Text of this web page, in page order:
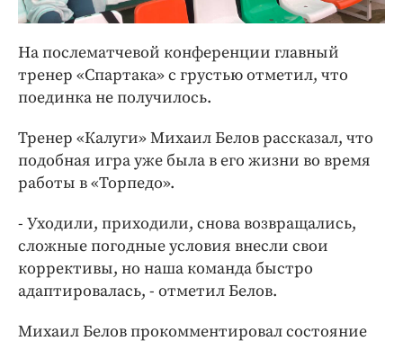
На послематчевой конференции главный
тренер «Спартака» с грустью отметил, что
поединка не получилось.
Тренер «Калуги» Михаил Белов рассказал, что
подобная игра уже была в его жизни во время
работы в «Торпедо».
- Уходили, приходили, снова возвращались,
сложные погодные условия внесли свои
коррективы, но наша команда быстро
адаптировалась, - отметил Белов.
Михаил Белов прокомментировал состояние